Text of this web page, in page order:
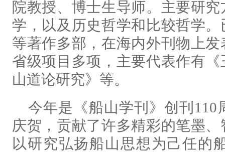
院教授、博士生导师。主要研
学，以及历史哲学和比较哲学
等著作多部，在海内外刊物上
省级项目多项，主要代表作有
山道论研究》等。
今年是《船山学刊》创刊
庆贺，贡献了许多精彩的笔墨
以研究弘扬船山思想为己任的